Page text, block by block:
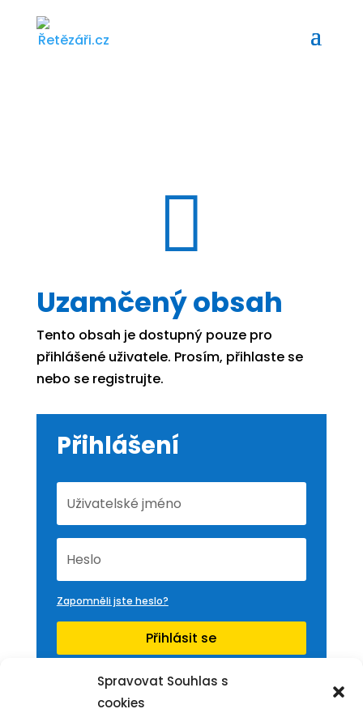
Spravovat Souhlas s
cookies

Uzamčený obsah
Tento obsah je dostupný pouze pro
přihlášené uživatele. Prosím, přihlaste se
nebo se registrujte.
Přihlášení
Zapomněli jste heslo?
Přihlásit se